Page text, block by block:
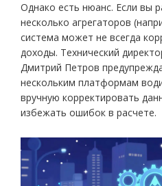
Однако есть нюанс. Если вы
несколько агрегаторов
система может не всегда
доходы. Технический
Дмитрий Петров
нескольким платформам
вручную корректировать
избежать ошибок в расчете.